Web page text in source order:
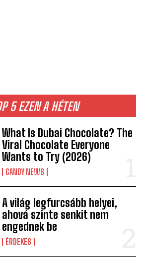
5 EZEN A HÉTEN
What Is Dubai Chocolate? The
Viral Chocolate Everyone
Wants to Try (2026)
CANDY NEWS
A világ legfurcsább helyei,
ahová szinte senkit nem
engednek be
ÉRDEKES